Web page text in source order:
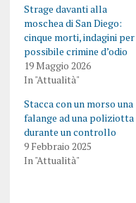
Strage davanti alla
moschea di San Diego:
cinque morti, indagini per
possibile crimine d’odio
19 Maggio 2026
In "Attualità"
Stacca con un morso una
falange ad una poliziotta
durante un controllo
9 Febbraio 2025
In "Attualità"